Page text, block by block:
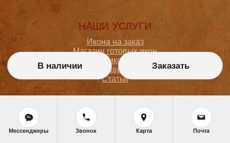
НАШИ УСЛУГИ
Икона на заказ
Магазин готовых икон
Школа иконописи
Реставрация
Статьи
ПОКУПАТЕЛЮ
О мастерской
Как сделать заказ
В наличии Заказать
Мессенджеры Звонок Карта Почта